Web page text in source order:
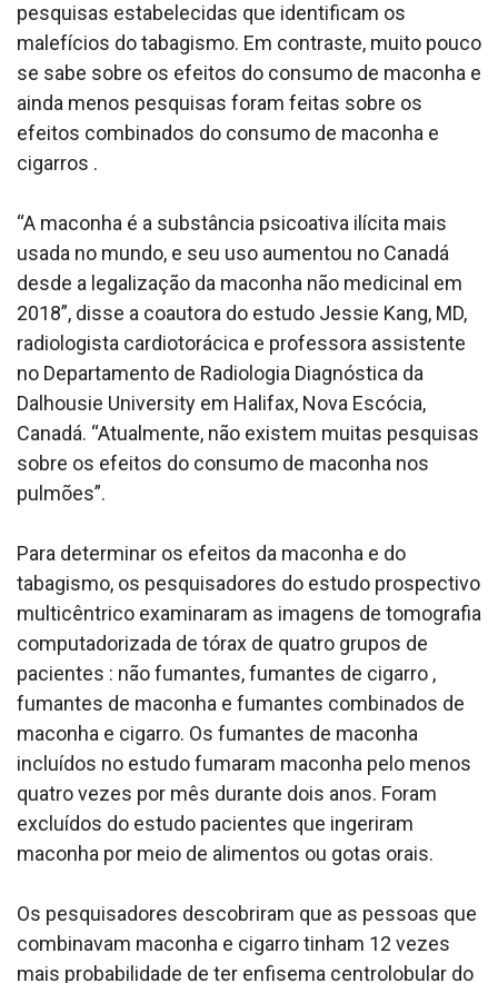
pesquisas estabelecidas que identificam os
malefícios do tabagismo. Em contraste, muito pouco
se sabe sobre os efeitos do consumo de maconha e
ainda menos pesquisas foram feitas sobre os
efeitos combinados do consumo de maconha e
cigarros .
“A maconha é a substância psicoativa ilícita mais
usada no mundo, e seu uso aumentou no Canadá
desde a legalização da maconha não medicinal em
2018”, disse a coautora do estudo Jessie Kang, MD,
radiologista cardiotorácica e professora assistente
no Departamento de Radiologia Diagnóstica da
Dalhousie University em Halifax, Nova Escócia,
Canadá. “Atualmente, não existem muitas pesquisas
sobre os efeitos do consumo de maconha nos
pulmões”.
Para determinar os efeitos da maconha e do
tabagismo, os pesquisadores do estudo prospectivo
multicêntrico examinaram as imagens de tomografia
computadorizada de tórax de quatro grupos de
pacientes : não fumantes, fumantes de cigarro ,
fumantes de maconha e fumantes combinados de
maconha e cigarro. Os fumantes de maconha
incluídos no estudo fumaram maconha pelo menos
quatro vezes por mês durante dois anos. Foram
excluídos do estudo pacientes que ingeriram
maconha por meio de alimentos ou gotas orais.
Os pesquisadores descobriram que as pessoas que
combinavam maconha e cigarro tinham 12 vezes
mais probabilidade de ter enfisema centrolobular do